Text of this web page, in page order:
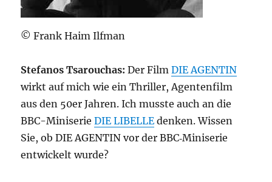
© Frank Haim Ilfman
Stefanos Tsarouchas: Der FilmDIE AGENTIN
wirkt auf mich wie ein Thriller, Agentenfilm
aus den 50er Jahren. Ich musste auch an die
BBC-MiniserieDIE LIBELLE denken. Wissen
Sie, ob DIE AGENTIN vor der BBC‑Miniserie
entwickelt wurde?